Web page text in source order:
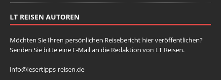
LT REISEN AUTOREN
Möchten Sie Ihren persönlichen Reisebericht hier veröffentlichen?
Senden Sie bitte eine E-Mail an die Redaktion von LT Reisen.
info@lesertipps-reisen.de